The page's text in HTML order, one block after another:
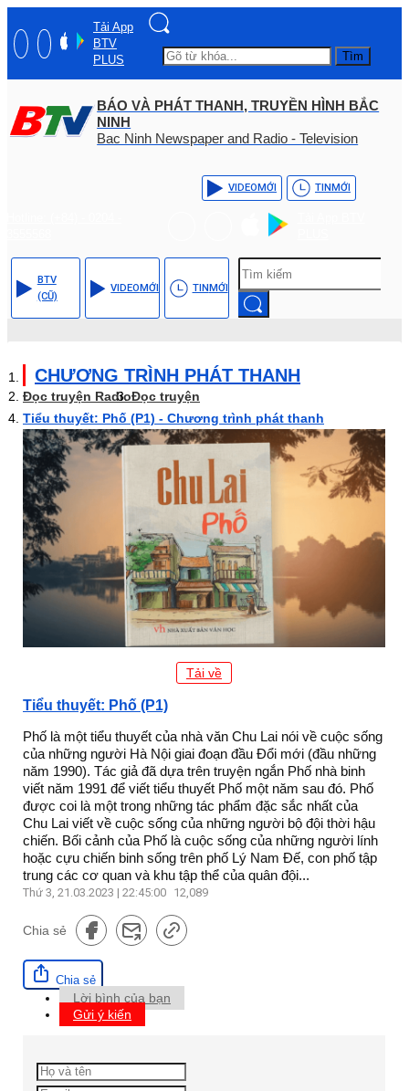
Tải App
BTV
PLUS
Tìm
BÁO VÀ PHÁT THANH, TRUYỀN HÌNH BẮC
NINH
Bac Ninh Newspaper and Radio - Television
VIDEOMỚI TINMỚI
BTV
(CŨ)
VIDEOMỚI TINMỚI
CHƯƠNG TRÌNH PHÁT THANH
Đọc truyện RadioĐọc truyện
Tiểu thuyết: Phố (P1) - Chương trình phát thanh
Tải về
Tiểu thuyết: Phố (P1)
Phố là một tiểu thuyết của nhà văn Chu Lai nói về cuộc sống
của những người Hà Nội giai đoạn đầu Đổi mới (đầu những
năm 1990). Tác giả đã dựa trên truyện ngắn Phố nhà binh
viết năm 1991 để viết tiểu thuyết Phố một năm sau đó. Phố
được coi là một trong những tác phẩm đặc sắc nhất của
Chu Lai viết về cuộc sống của những người bộ đội thời hậu
chiến. Bối cảnh của Phố là cuộc sống của những người lính
hoặc cựu chiến binh sống trên phố Lý Nam Đế, con phố tập
trung các cơ quan và khu tập thể của quân đội...
Thứ 3, 21.03.2023 | 22:45:00 12,089
Chia sẻ
Chia sẻ
Lời bình của bạn
Gửi ý kiến